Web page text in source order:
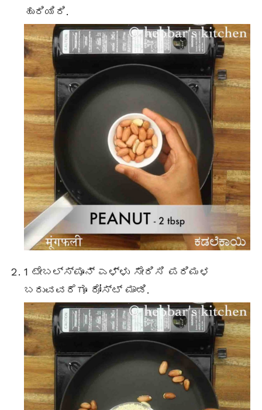
ಹುರಿಯಿರಿ.
1 ಟೇಬಲ್ಸ್ಪೂನ್ ಎಳ್ಳು ಸೇರಿಸಿ ಪರಿಮಳ
ಬರುವವರೆಗೂ ರೋಸ್ಟ್ ಮಾಡಿ.